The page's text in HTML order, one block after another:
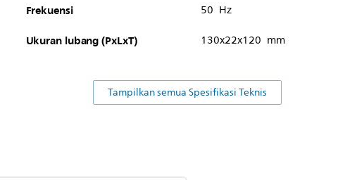
Frekuensi 50 Hz
Ukuran lubang (PxLxT) 130x22x120 mm
Tampilkan semua Spesifikasi Teknis